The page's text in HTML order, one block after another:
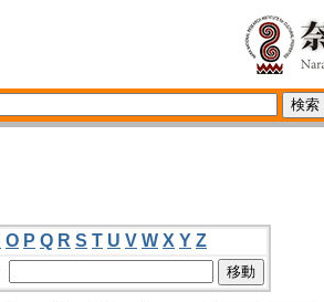
O P Q R S T U V W X Y Z